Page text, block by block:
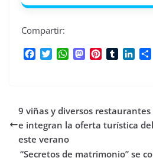
Compartir:
o
o
k
e
r
W
A
p
p
M
d
o
r
e
r
d
I
t
9 viñas y diversos
e integran la oferta turística
este verano
“Secretos de matrimonio” se